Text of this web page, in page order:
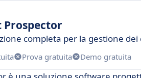
Prospector
completa per la gestione
Prova gratuita Demo gratuita